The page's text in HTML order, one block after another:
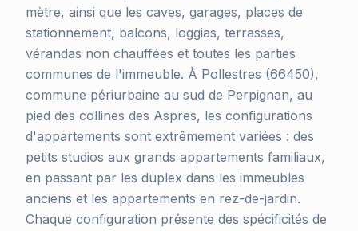
mètre, ainsi que les caves, garages, places de
stationnement, balcons, loggias, terrasses,
vérandas non chauffées et toutes les parties
communes de l'immeuble. À Pollestres (66450),
commune périurbaine au sud de Perpignan, au
pied des collines des Aspres, les configurations
d'appartements sont extrêmement variées : des
petits studios aux grands appartements familiaux,
en passant par les duplex dans les immeubles
anciens et les appartements en rez-de-jardin.
Chaque configuration présente des spécificités de